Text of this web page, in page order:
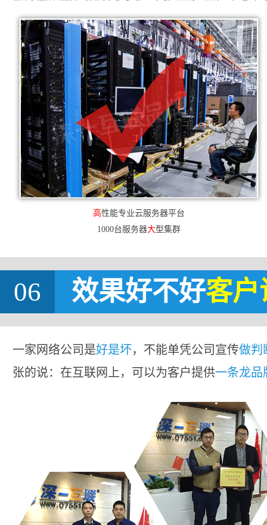
高性能专业云服务器平台
1000台服务器大型集群
06 效果好不好客户
一家网络公司是好是坏，不能单凭公司宣传做判
张的说：在互联网上，可以为客户提供一条龙品